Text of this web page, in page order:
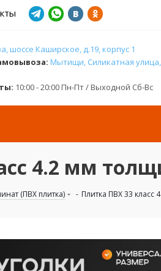
шоссе Каширское, д.19, корпус 1
Мытищи, Силикатная улица,
10:00 - 20:00 Пн-Пт / Выходной Сб-Вс
4.2 мм
(ПВХ плитка) - Плитка ПВХ 33 класс